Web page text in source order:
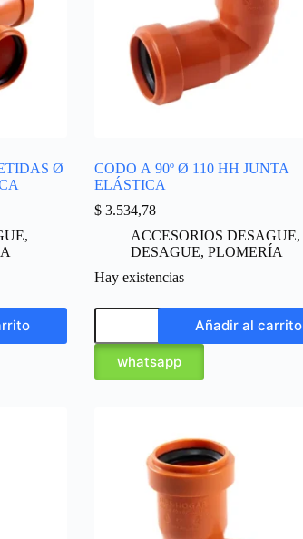
Ø
,
CODO A 90º Ø 110 HH JUNTA
ELÁSTICA
$3.534,78
ACCESORIOS DESAGUE,
DESAGUE, PLOMERÍA
Hay existencias
Añadir al carrito
whatsapp